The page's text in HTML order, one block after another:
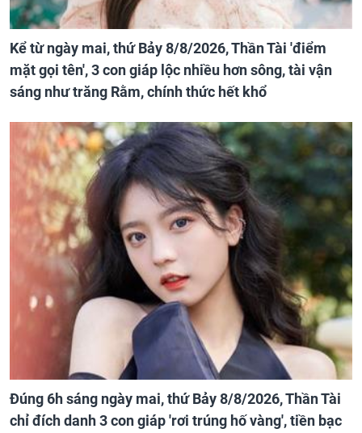
Kể từ ngày mai, thứ Bảy 8/8/2026, Thần Tài 'điểm
mặt gọi tên', 3 con giáp lộc nhiều hơn sông, tài vận
sáng như trăng Rằm, chính thức hết khổ
Đúng 6h sáng ngày mai, thứ Bảy 8/8/2026, Thần Tài
chỉ đích danh 3 con giáp 'rơi trúng hố vàng', tiền bạc